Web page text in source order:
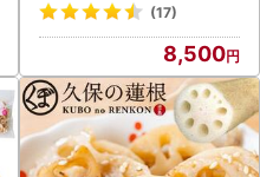
(17)
8,500